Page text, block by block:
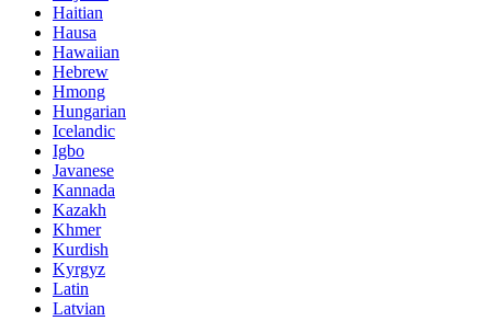
Haitian
Hausa
Hawaiian
Hebrew
Hmong
Hungarian
Icelandic
Igbo
Javanese
Kannada
Kazakh
Khmer
Kurdish
Kyrgyz
Latin
Latvian